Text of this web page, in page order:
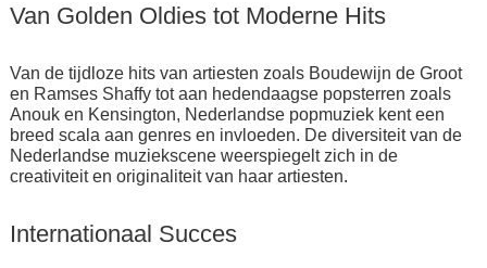
Van Golden Oldies tot Moderne Hits
Van de tijdloze hits van artiesten zoals Boudewijn de Groot
en Ramses Shaffy tot aan hedendaagse popsterren zoals
Anouk en Kensington, Nederlandse popmuziek kent een
breed scala aan genres en invloeden. De diversiteit van de
Nederlandse muziekscene weerspiegelt zich in de
creativiteit en originaliteit van haar artiesten.
Internationaal Succes